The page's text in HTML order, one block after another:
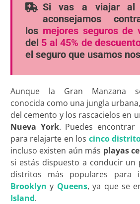
Si vas a viajar al
aconsejamos
los mejores seguros de
del 5 al 45% de
el seguro que usamos
Aunque la Gran Manzana
conocida como una jungla
del cemento y los rascacielos en
Nueva York. Puedes encontrar
para relajarte en los cinco
incluso existen aún más playas
si estás dispuesto a conducir un
distritos más populares
Brooklyn y Queens, ya que se
Island.